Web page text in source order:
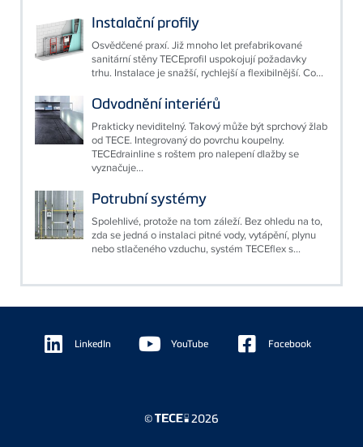
Instalační profily
Osvědčené praxí. Již mnoho let prefabrikované
sanitární stěny TECEprofil uspokojují požadavky
trhu. Instalace je snažší, rychlejší a flexibilnější. Co...
Odvodnění interiérů
Prakticky neviditelný. Takový může být sprchový žlab
od TECE. Integrovaný do povrchu koupelny.
TECEdrainline s roštem pro nalepení dlažby se
vyznačuje...
Potrubní systémy
Spolehlivé, protože na tom záleží. Bez ohledu na to,
zda se jedná o instalaci pitné vody, vytápění, plynu
nebo stlačeného vzduchu, systém TECEflex s...
Floating
Sidebar LinkedIn YouTube Facebook
© 2026